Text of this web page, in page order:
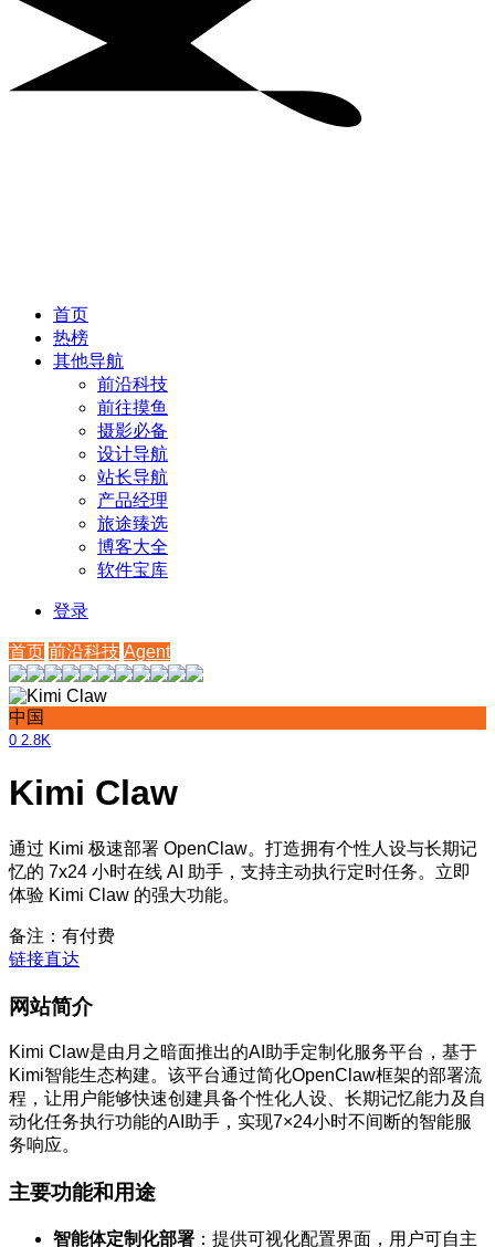
首页
热榜
其他导航
前沿科技
前往摸鱼
摄影必备
设计导航
站长导航
产品经理
旅途臻选
博客大全
软件宝库
登录
首页 前沿科技 Agent
中国
0 2.8K
Kimi Claw
通过 Kimi 极速部署 OpenClaw。打造拥有个性人设与长期记
忆的 7x24 小时在线 AI 助手，支持主动执行定时任务。立即
体验 Kimi Claw 的强大功能。
备注：有付费
链接直达
网站简介
Kimi Claw是由月之暗面推出的AI助手定制化服务平台，基于
Kimi智能生态构建。该平台通过简化OpenClaw框架的部署流
程，让用户能够快速创建具备个性化人设、长期记忆能力及自
动化任务执行功能的AI助手，实现7×24小时不间断的智能服
务响应。
主要功能和用途
智能体定制化部署 ：提供可视化配置界面，用户可自主